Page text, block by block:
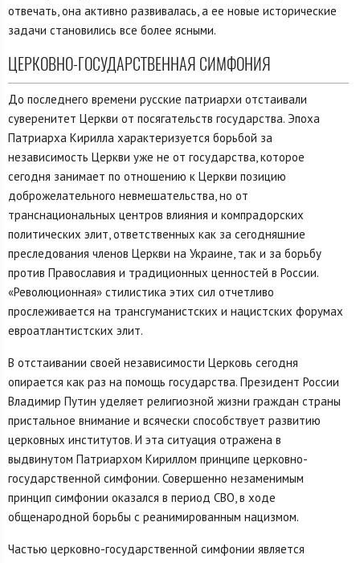
отвечать, она активно развивалась, а ее новые исторические
задачи становились все более ясными.
ЦЕРКОВНО-ГОСУДАРСТВЕННАЯ СИМФОНИЯ
До последнего времени русские патриархи отстаивали
суверенитет Церкви от посягательств государства. Эпоха
Патриарха Кирилла характеризуется борьбой за
независимость Церкви уже не от государства, которое
сегодня занимает по отношению к Церкви позицию
доброжелательного невмешательства, но от
транснациональных центров влияния и компрадорских
политических элит, ответственных как за сегодняшние
преследования членов Церкви на Украине, так и за борьбу
против Православия и традиционных ценностей в России.
«Революционная» стилистика этих сил отчетливо
прослеживается на трансгуманистских и нацистских форумах
евроатлантистских элит.
В отстаивании своей независимости Церковь сегодня
опирается как раз на помощь государства. Президент России
Владимир Путин уделяет религиозной жизни граждан страны
пристальное внимание и всячески способствует развитию
церковных институтов. И эта ситуация отражена в
выдвинутом Патриархом Кириллом принципе церковно-
государственной симфонии. Совершенно незаменимым
принцип симфонии оказался в период СВО, в ходе
общенародной борьбы с реанимированным нацизмом.
Частью церковно-государственной симфонии является